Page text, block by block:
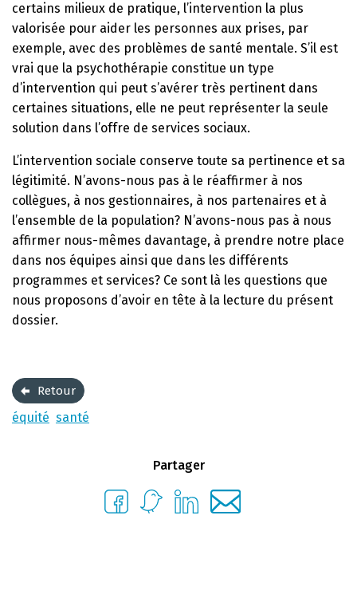
certains milieux de pratique, l’intervention la plus
valorisée pour aider les personnes aux prises, par
exemple, avec des problèmes de santé mentale. S’il est
vrai que la psychothérapie constitue un type
d’intervention qui peut s’avérer très pertinent dans
certaines situations, elle ne peut représenter la seule
solution dans l’offre de services sociaux.
L’intervention sociale conserve toute sa pertinence et sa
légitimité. N’avons-nous pas à le réaffirmer à nos
collègues, à nos gestionnaires, à nos partenaires et à
l’ensemble de la population? N’avons-nous pas à nous
affirmer nous-mêmes davantage, à prendre notre place
dans nos équipes ainsi que dans les différents
programmes et services? Ce sont là les questions que
nous proposons d’avoir en tête à la lecture du présent
dossier.
Retour
équité santé
Partager